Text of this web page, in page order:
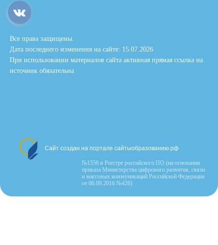
Все права защищены.
Дата последнего изменения на сайте: 15.07.2026
При использовании материалов сайта активная прямая ссылка на
источник обязательна
Сайт создан на портале сайтыобразованию.рф
№1556 в Реестре российского ПО (на основании
приказа Министерства цифрового развития, связи
и массовых коммуникаций Российской Федерации
от 06.09.2016 №426)